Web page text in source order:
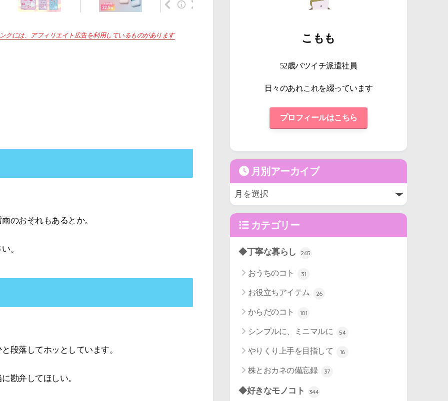
クには、アフィリエイト広告を利用しているものがあります
のおそれもあるとか。
。
段落してホッとしています。
勘弁してほしい。
こもも
52歳バツイチ派遣社員
日々のあれこれを綴っています
プロフィールはこちら
月別アーカイブ
カテゴリー
◆丁寧な暮らし 265
おうちのコト 31
お役立ちアイテム 26
からだのコト 101
シンプルに、ミニマルに 54
やりくり上手を目指して 16
株とおカネの備忘録 37
◆好きなモノコト 344